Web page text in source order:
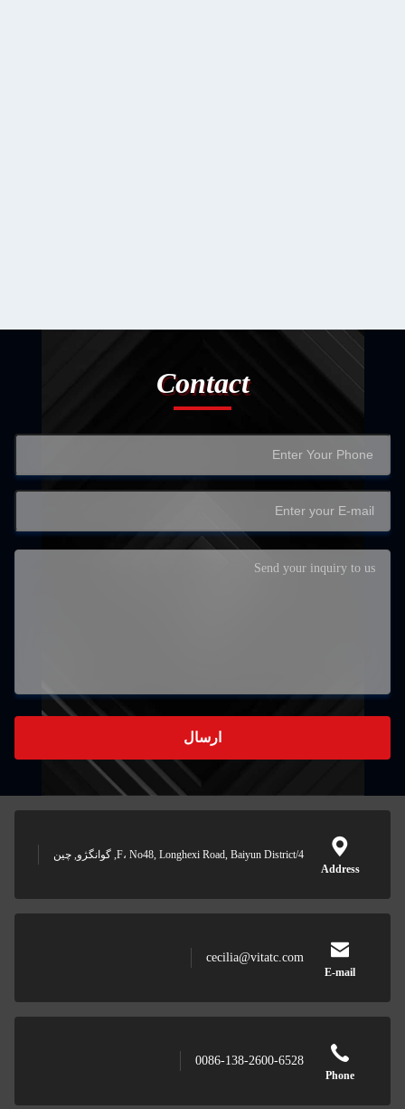
Contact
ارسال
Address
4/F، No48, Longhexi Road, Baiyun District, گوانگژو, چین
E-mail
cecilia@vitatc.com
Phone
0086-138-2600-6528